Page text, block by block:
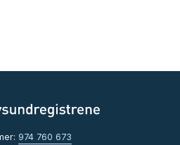
974 760 673